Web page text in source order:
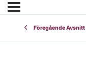
Föregående Avsnitt